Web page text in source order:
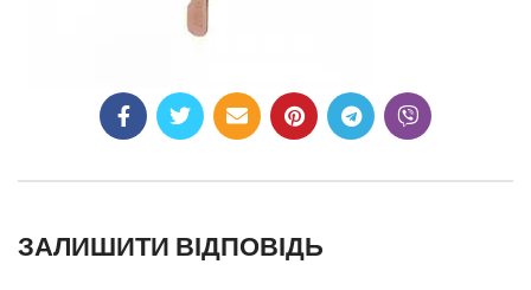
ЗАЛИШИТИ ВІДПОВІДЬ